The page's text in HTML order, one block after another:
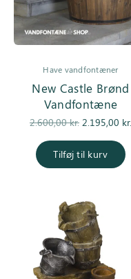
Have vandfontæner
New Castle Brønd
Vandfontæne
2.600,00kr.
Den
pris var:
2.600,00 kr..
2.195,00 kr.
Tilføj til kurv